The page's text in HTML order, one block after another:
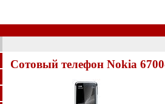
Сотовый телефон Nokia